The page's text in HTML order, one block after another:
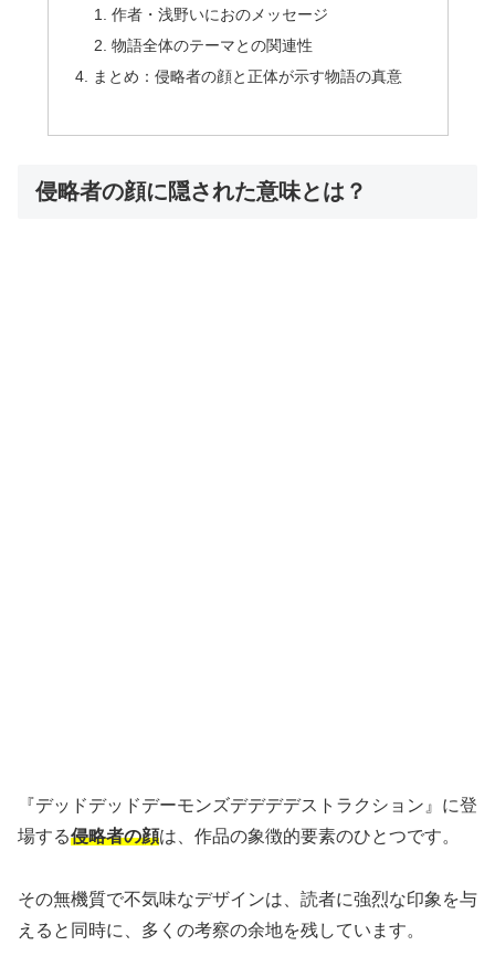
作者・浅野いにおのメッセージ
物語全体のテーマとの関連性
まとめ：侵略者の顔と正体が示す物語の真意
侵略者の顔に隠された意味とは？
『デッドデッドデーモンズデデデデストラクション』に登
場する侵略者の顔は、作品の象徴的要素のひとつです。
その無機質で不気味なデザインは、読者に強烈な印象を与
えると同時に、多くの考察の余地を残しています。